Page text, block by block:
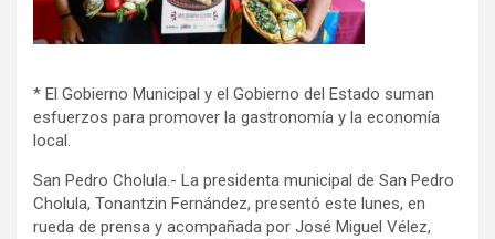
* El Gobierno Municipal y el Gobierno del Estado suman
esfuerzos para promover la gastronomía y la economía
local.
San Pedro Cholula.- La presidenta municipal de San Pedro
Cholula, Tonantzin Fernández, presentó este lunes, en
rueda de prensa y acompañada por José Miguel Vélez,